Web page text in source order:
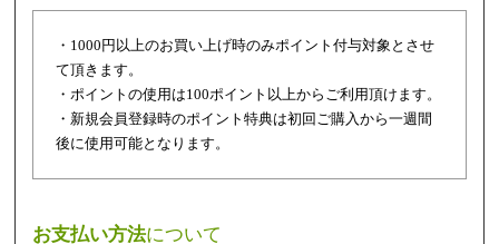
・1000円以上のお買い上げ時のみポイント付与対象とさせ
て頂きます。
・ポイントの使用は100ポイント以上からご利用頂けます。
・新規会員登録時のポイント特典は初回ご購入から一週間
後に使用可能となります。
お支払い方法について